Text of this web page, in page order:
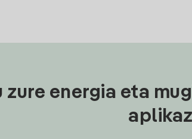
zure energia eta